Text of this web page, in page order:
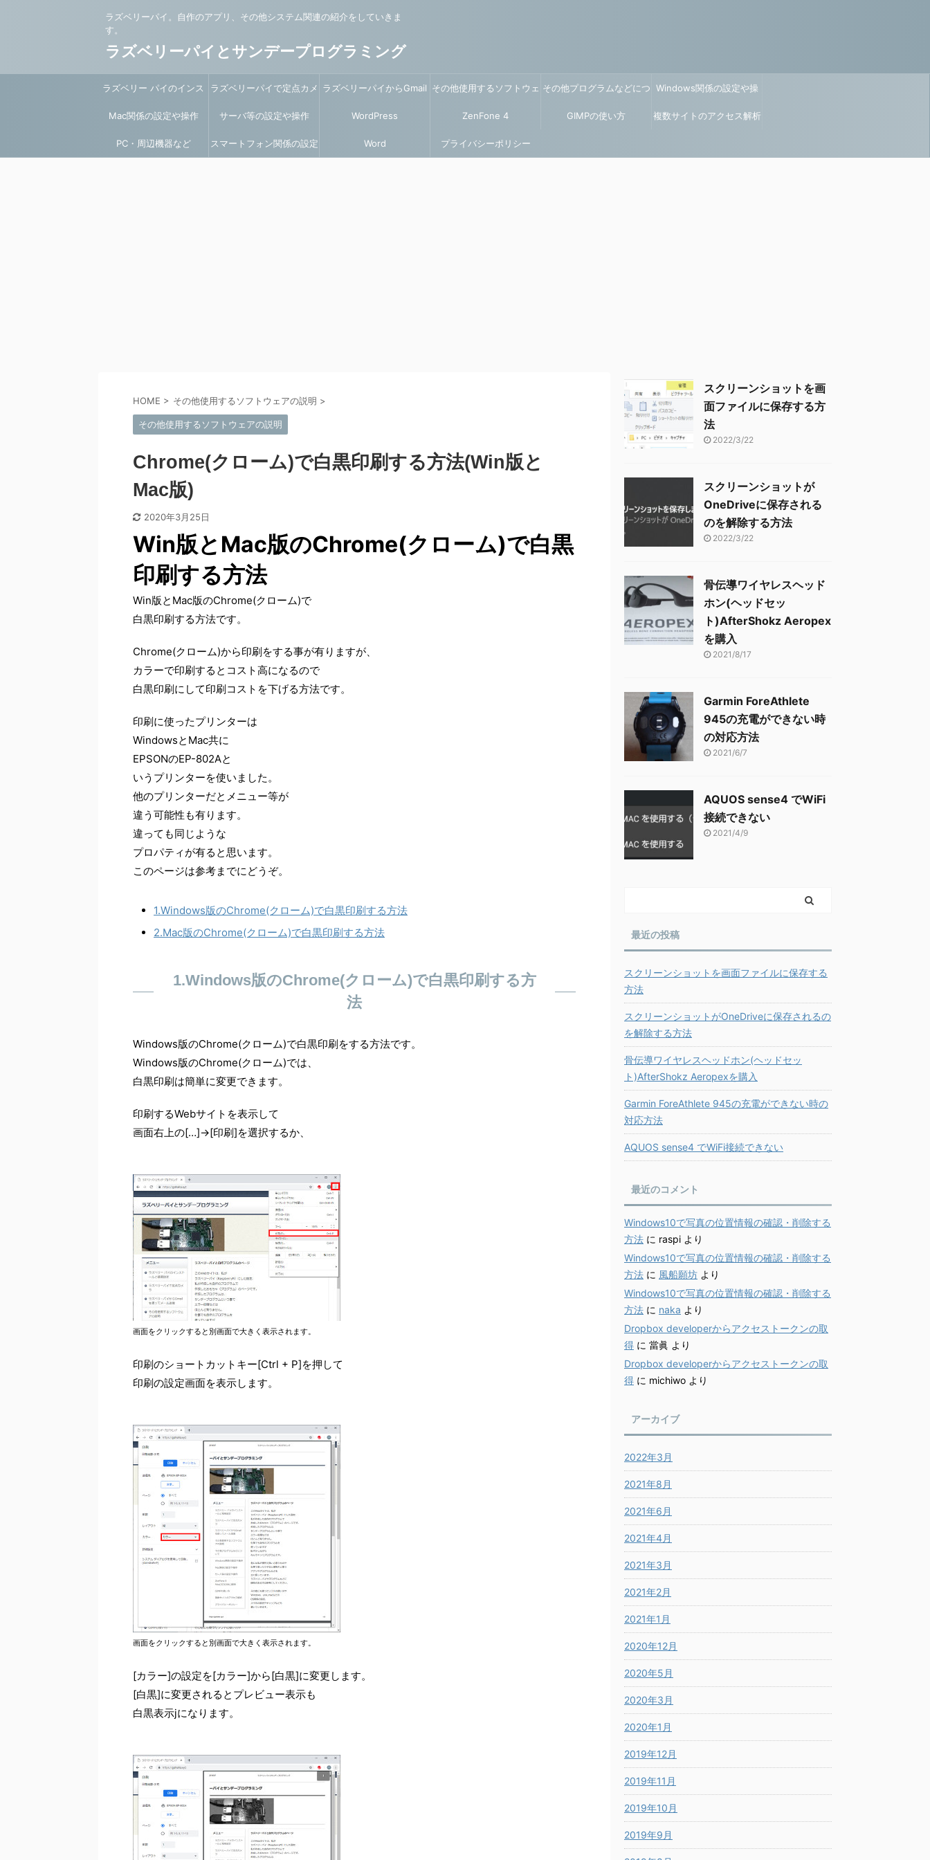
ラズベリーパイ。自作のアプリ、その他システム関連の紹介をしていきま
す。
ラズベリーパイとサンデープログラミング
ラズベリー パイのインス
トールと環境設定
ラズベリーパイで定点カメ
ラ
ラズベリーパイからGmail
を使ってメール送信
その他使用するソフトウェ
アの説明
その他プログラムなどにつ
いて
Windows関係の設定や操
作
Mac関係の設定や操作 サーバ等の設定や操作 WordPress ZenFone 4
Max(ZC520KL)関係
GIMPの使い方 複数サイトのアクセス解析
PC・周辺機器など スマートフォン関係の設定 Word プライバシーポリシー
HOME > その他使用するソフトウェアの説明 >
その他使用するソフトウェアの説明
Chrome(クローム)で白黒印刷する方法(Win版と
Mac版)
2020年3月25日
Win版とMac版のChrome(クローム)で白黒
印刷する方法
Win版とMac版のChrome(クローム)で
白黒印刷する方法です。
Chrome(クローム)から印刷をする事が有りますが、
カラーで印刷するとコスト高になるので
白黒印刷にして印刷コストを下げる方法です。
印刷に使ったプリンターは
WindowsとMac共に
EPSONのEP-802Aと
いうプリンターを使いました。
他のプリンターだとメニュー等が
違う可能性も有ります。
違っても同じような
プロパティが有ると思います。
このページは参考までにどうぞ。
1.Windows版のChrome(クローム)で白黒印刷する方法
2.Mac版のChrome(クローム)で白黒印刷する方法
1.Windows版のChrome(クローム)で白黒印刷する方
法
Windows版のChrome(クローム)で白黒印刷をする方法です。
Windows版のChrome(クローム)では、
白黒印刷は簡単に変更できます。
印刷するWebサイトを表示して
画面右上の[…]→[印刷]を選択するか、
画面をクリックすると別画面で大きく表示されます。
印刷のショートカットキー[Ctrl + P]を押して
印刷の設定画面を表示します。
画面をクリックすると別画面で大きく表示されます。
[カラー]の設定を[カラー]から[白黒]に変更します。
[白黒]に変更されるとプレビュー表示も
白黒表示jになります。
スクリーンショットを画
面ファイルに保存する方
法
2022/3/22
スクリーンショットが
OneDriveに保存される
のを解除する方法
2022/3/22
骨伝導ワイヤレスヘッド
ホン(ヘッドセッ
ト)AfterShokz Aeropex
を購入
2021/8/17
Garmin ForeAthlete
945の充電ができない時
の対応方法
2021/6/7
AQUOS sense4 でWiFi
接続できない
2021/4/9
最近の投稿
スクリーンショットを画面ファイルに保存する
方法
スクリーンショットがOneDriveに保存されるの
を解除する方法
骨伝導ワイヤレスヘッドホン(ヘッドセッ
ト)AfterShokz Aeropexを購入
Garmin ForeAthlete 945の充電ができない時の
対応方法
AQUOS sense4 でWiFi接続できない
最近のコメント
Windows10で写真の位置情報の確認・削除する
方法 に raspi より
Windows10で写真の位置情報の確認・削除する
方法 に 風船願坊 より
Windows10で写真の位置情報の確認・削除する
方法 に naka より
Dropbox developerからアクセストークンの取
得 に 當眞 より
Dropbox developerからアクセストークンの取
得 に michiwo より
アーカイブ
2022年3月
2021年8月
2021年6月
2021年4月
2021年3月
2021年2月
2021年1月
2020年12月
2020年5月
2020年3月
2020年1月
2019年12月
2019年11月
2019年10月
2019年9月